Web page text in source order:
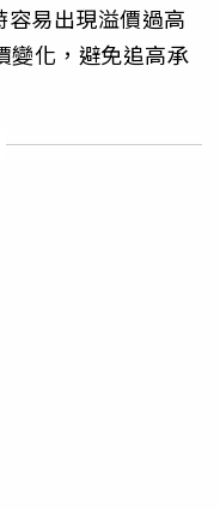
易出現溢價過高
變化，避免追高承